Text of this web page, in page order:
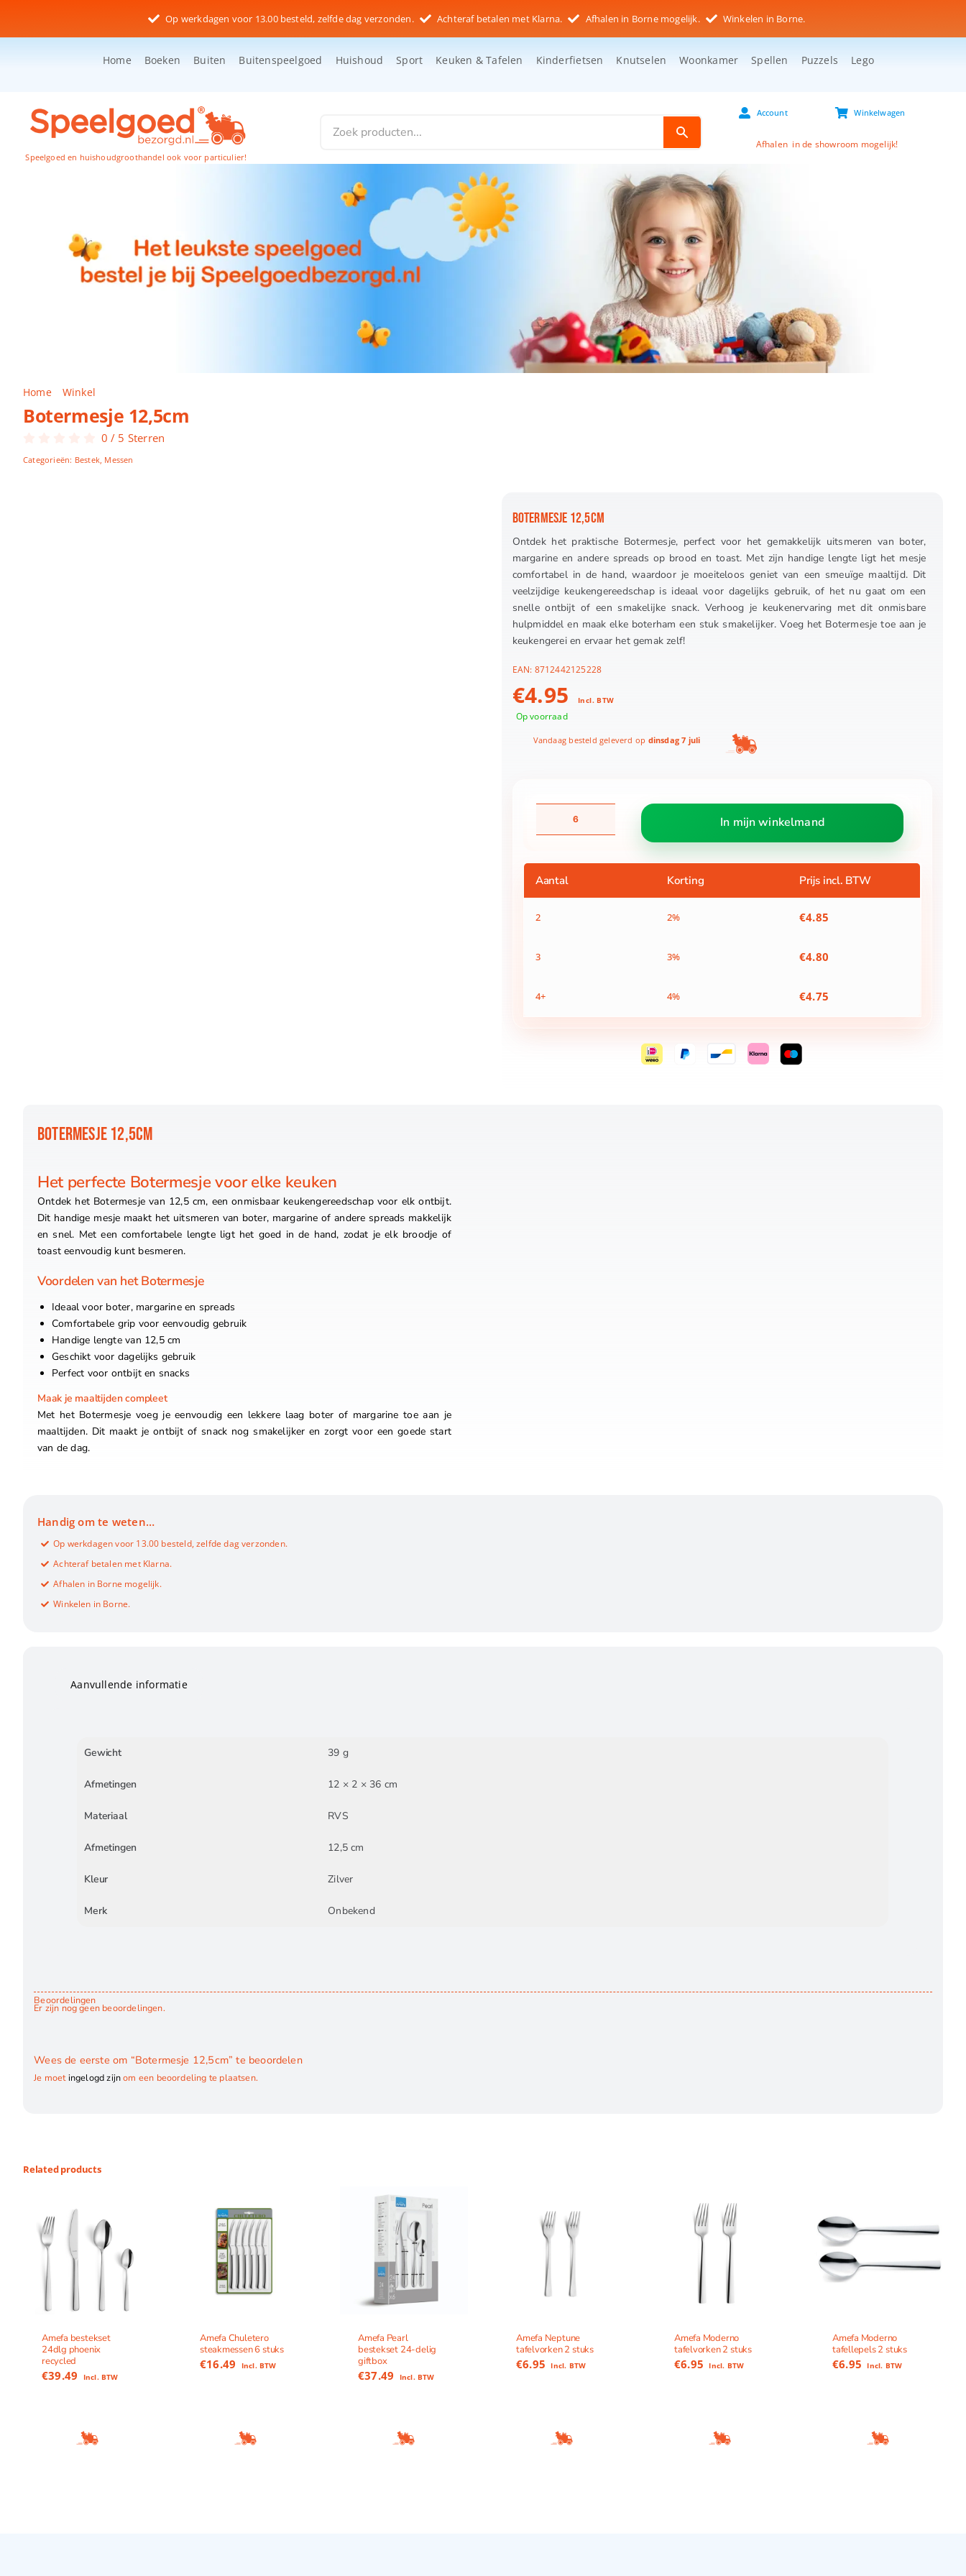
inhoud
Op werkdagen voor 13.00 besteld, zelfde dag verzonden. Achteraf betalen met Klarna. Afhalen in Borne mogelijk. Winkelen in Borne.
Home Boeken Buiten Buitenspeelgoed Huishoud Sport Keuken & Tafelen Kinderfietsen Knutselen Woonkamer Spellen Puzzels Lego
Speelgoed en huishoudgroothandel ook voor particulier!
Account Winkelwagen
Afhalen in de showroom mogelijk!
Home Winkel
Botermesje 12,5cm
0 / 5 Sterren
Categorieën: Bestek, Messen
BOTERMESJE 12,5CM
Ontdek het praktische Botermesje, perfect voor het gemakkelijk uitsmeren van boter,
margarine en andere spreads op brood en toast. Met zijn handige lengte ligt het mesje
comfortabel in de hand, waardoor je moeiteloos geniet van een smeuïge maaltijd. Dit
veelzijdige keukengereedschap is ideaal voor dagelijks gebruik, of het nu gaat om een
snelle ontbijt of een smakelijke snack. Verhoog je keukenervaring met dit onmisbare
hulpmiddel en maak elke boterham een stuk smakelijker. Voeg het Botermesje toe aan je
keukengerei en ervaar het gemak zelf!
EAN: 8712442125228
€4.95 Incl. BTW
Op voorraad
Vandaag besteld geleverd op dinsdag 7 juli
12,5cm
aantal
In mijn winkelmand
Aantal Korting Prijs incl. BTW
2 2% €4.85
3 3% €4.80
4+ 4% €4.75
BOTERMESJE 12,5CM
Het perfecte Botermesje voor elke keuken
Ontdek het Botermesje van 12,5 cm, een onmisbaar keukengereedschap voor elk ontbijt.
Dit handige mesje maakt het uitsmeren van boter, margarine of andere spreads makkelijk
en snel. Met een comfortabele lengte ligt het goed in de hand, zodat je elk broodje of
toast eenvoudig kunt besmeren.
Voordelen van het Botermesje
Ideaal voor boter, margarine en spreads
Comfortabele grip voor eenvoudig gebruik
Handige lengte van 12,5 cm
Geschikt voor dagelijks gebruik
Perfect voor ontbijt en snacks
Maak je maaltijden compleet
Met het Botermesje voeg je eenvoudig een lekkere laag boter of margarine toe aan je
maaltijden. Dit maakt je ontbijt of snack nog smakelijker en zorgt voor een goede start
van de dag.
Handig om te weten…
Op werkdagen voor 13.00 besteld, zelfde dag verzonden.
Achteraf betalen met Klarna.
Afhalen in Borne mogelijk.
Winkelen in Borne.
Aanvullende informatie
Gewicht 39 g
Afmetingen 12 × 2 × 36 cm
Materiaal RVS
Afmetingen 12,5 cm
Kleur Zilver
Merk Onbekend
Beoordelingen
Er zijn nog geen beoordelingen.
Wees de eerste om “Botermesje 12,5cm” te beoordelen
Je moetingelogd zijnom een beoordeling te plaatsen.
Related products
Amefa bestekset
24dlg phoenix
recycled
€39.49 Incl. BTW
Amefa Chuletero
steakmessen 6 stuks
€16.49 Incl. BTW
Amefa Pearl
bestekset 24-delig
giftbox
€37.49 Incl. BTW
Amefa Neptune
tafelvorken 2 stuks
€6.95 Incl. BTW
Amefa Moderno
tafelvorken 2 stuks
€6.95 Incl. BTW
Amefa Moderno
tafellepels 2 stuks
€6.95 Incl. BTW